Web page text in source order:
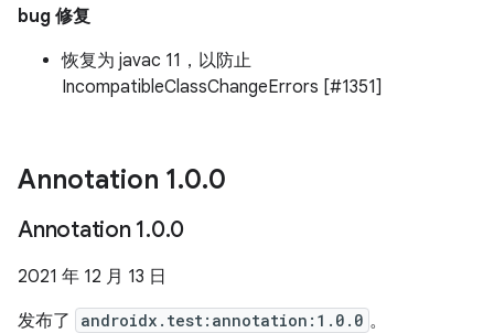
bug 修复
恢复为 javac 11，以防止
IncompatibleClassChangeErrors [#1351]
Annotation 1.0.0
Annotation 1.0.0
2021 年 12 月 13 日
发布了
androidx.test:annotation:1.0.0 。